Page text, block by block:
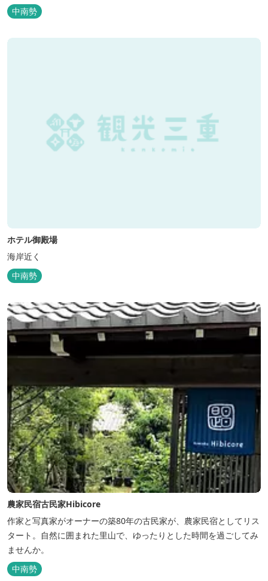
を山海賊焼きをお召し上がりいただけます。年中20度前後の天然空
調、お客様を不思議な空間にご案内！ ご宴会には、大広間で和食会
席、日帰り入浴＆お食事ＯＫ。 温泉は、津に来て津の湯をお楽しみ
中南勢
ホテル御殿場
海岸近く
中南勢
農家民宿古民家Hibicore
作家と写真家がオーナーの築80年の古民家が、農家民宿としてリス
タート。自然に囲まれた里山で、ゆったりとした時間を過ごしてみ
ませんか。
中南勢